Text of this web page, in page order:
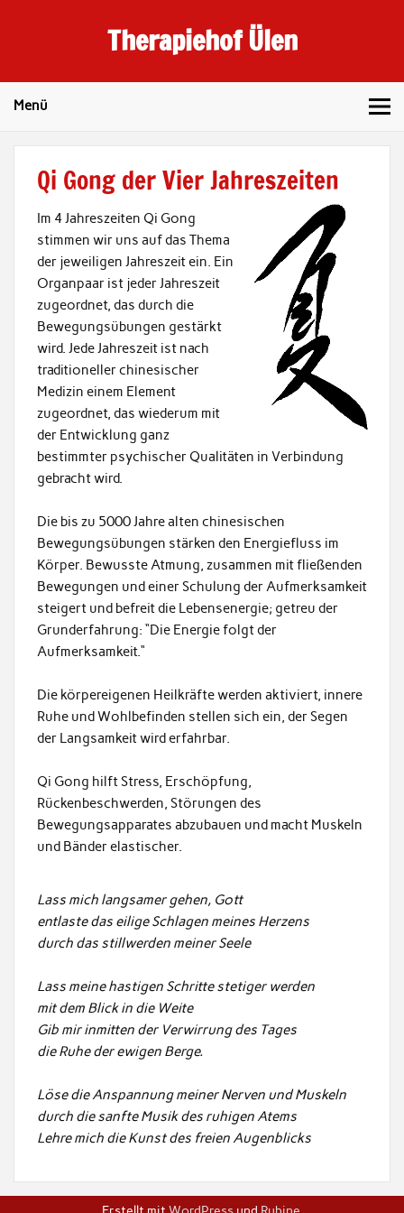
Therapiehof Ülen
Menü
Qi Gong der Vier Jahreszeiten
Im 4 Jahreszeiten Qi Gong
stimmen wir uns auf das Thema
der jeweiligen Jahreszeit ein. Ein
Organpaar ist jeder Jahreszeit
zugeordnet, das durch die
Bewegungsübungen gestärkt
wird. Jede Jahreszeit ist nach
traditioneller chinesischer
Medizin einem Element
zugeordnet, das wiederum mit
der Entwicklung ganz
bestimmter psychischer Qualitäten in Verbindung
gebracht wird.
Die bis zu 5000 Jahre alten chinesischen
Bewegungsübungen stärken den Energiefluss im
Körper. Bewusste Atmung, zusammen mit fließenden
Bewegungen und einer Schulung der Aufmerksamkeit
steigert und befreit die Lebensenergie; getreu der
Grunderfahrung: “Die Energie folgt der
Aufmerksamkeit.“
Die körpereigenen Heilkräfte werden aktiviert, innere
Ruhe und Wohlbefinden stellen sich ein, der Segen
der Langsamkeit wird erfahrbar.
Qi Gong hilft Stress, Erschöpfung,
Rückenbeschwerden, Störungen des
Bewegungsapparates abzubauen und macht Muskeln
und Bänder elastischer.
Lass mich langsamer gehen, Gott
entlaste das eilige Schlagen meines Herzens
durch das stillwerden meiner Seele
Lass meine hastigen Schritte stetiger werden
mit dem Blick in die Weite
Gib mir inmitten der Verwirrung des Tages
die Ruhe der ewigen Berge.
Löse die Anspannung meiner Nerven und Muskeln
durch die sanfte Musik des ruhigen Atems
Lehre mich die Kunst des freien Augenblicks